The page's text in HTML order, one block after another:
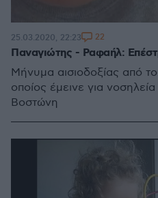
Παναγιώτης - Ραφαήλ:
Μήνυμα αισιοδοξίας από
οποίος έμεινε για
Βοστώνη
25.03.2020, 22:23 22